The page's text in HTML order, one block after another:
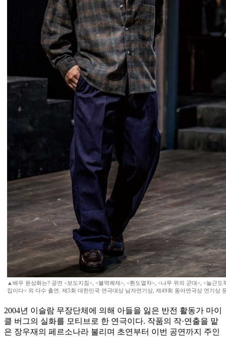
▲배우 윤상화는? 공연 <보도지침>, <불역쾌재>, <환도열차>, <나무 위의 군대>, <늘근도
집이다> 외 다수 출연. 제5회 대한민국 연극대상 남자연기상, 제49회 동아연극상 연기상
2004년 이슬람 무장단체에 의해 아들을 잃은 반전 활동가 마이
클 버그의 실화를 모티브로 한 연극이다. 작품의 작·연출을 맡
은 장우재의 페르소나라 불리며 초연부터 이번 공연까지 주인